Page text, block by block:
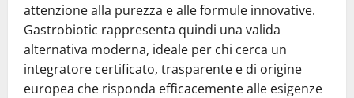
attenzione alla purezza e alle formule innovative.
Gastrobiotic rappresenta quindi una valida
alternativa moderna, ideale per chi cerca un
integratore certificato, trasparente e di origine
europea che risponda efficacemente alle esigenze